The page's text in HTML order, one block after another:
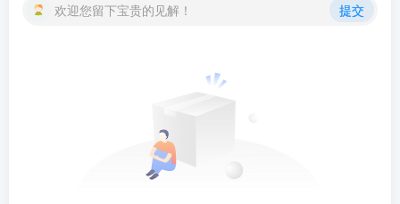
欢迎您留下宝贵的见解！ 提交